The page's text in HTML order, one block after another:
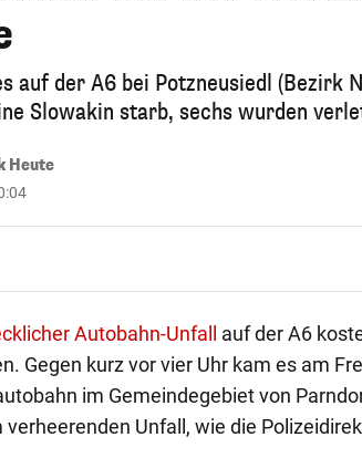
auf der A6 bei Potzneusiedl (Bezirk
Slowakin starb, sechs wurden
Heute
Autobahn-Unfall auf der A6
Gegen kurz vor vier Uhr kam es am
im Gemeindegebiet von
verheerenden Unfall, wie die